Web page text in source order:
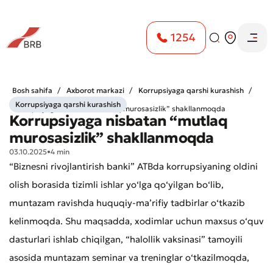
1254
Bosh sahifa Axborot markazi
Korrupsiyaga qarshi kurashish
Korrupsiyaga nisbatan “mutlaq murosasizlik” shakllanmoqda
Korrupsiyaga qarshi kurashish
Korrupsiyaga nisbatan “mutlaq
murosasizlik” shakllanmoqda
03.10.2025•4 min
“Biznesni rivojlantirish banki” ATBda korrupsiyaning oldini
olish borasida tizimli ishlar yo‘lga qo‘yilgan bo‘lib,
muntazam ravishda huquqiy-ma’rifiy tadbirlar o‘tkazib
kelinmoqda. Shu maqsadda, xodimlar uchun maxsus o‘quv
dasturlari ishlab chiqilgan, “halollik vaksinasi” tamoyili
asosida muntazam seminar va treninglar o‘tkazilmoqda,